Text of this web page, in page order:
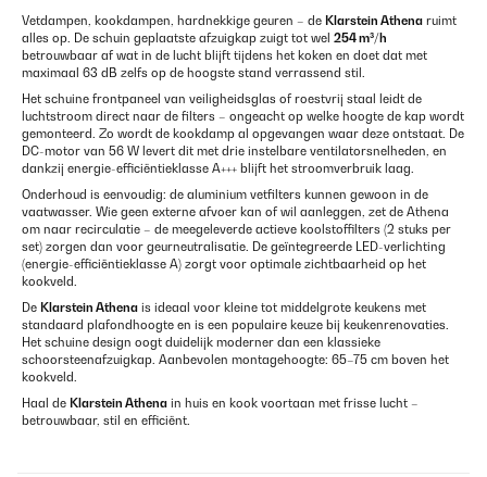
Vetdampen, kookdampen, hardnekkige geuren – de Klarstein Athena ruimt
alles op. De schuin geplaatste afzuigkap zuigt tot wel 254 m³/h
betrouwbaar af wat in de lucht blijft tijdens het koken en doet dat met
maximaal 63 dB zelfs op de hoogste stand verrassend stil.
Het schuine frontpaneel van veiligheidsglas of roestvrij staal leidt de
luchtstroom direct naar de filters – ongeacht op welke hoogte de kap wordt
gemonteerd. Zo wordt de kookdamp al opgevangen waar deze ontstaat. De
DC-motor van 56 W levert dit met drie instelbare ventilatorsnelheden, en
dankzij energie-efficiëntieklasse A+++ blijft het stroomverbruik laag.
Onderhoud is eenvoudig: de aluminium vetfilters kunnen gewoon in de
vaatwasser. Wie geen externe afvoer kan of wil aanleggen, zet de Athena
om naar recirculatie – de meegeleverde actieve koolstoffilters (2 stuks per
set) zorgen dan voor geurneutralisatie. De geïntegreerde LED-verlichting
(energie-efficiëntieklasse A) zorgt voor optimale zichtbaarheid op het
kookveld.
De Klarstein Athena is ideaal voor kleine tot middelgrote keukens met
standaard plafondhoogte en is een populaire keuze bij keukenrenovaties.
Het schuine design oogt duidelijk moderner dan een klassieke
schoorsteenafzuigkap. Aanbevolen montagehoogte: 65–75 cm boven het
kookveld.
Haal de Klarstein Athena in huis en kook voortaan met frisse lucht –
betrouwbaar, stil en efficiënt.